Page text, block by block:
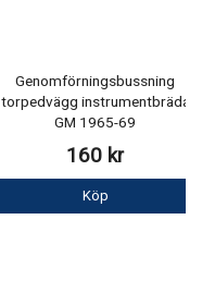
Genomförningsbussning
torpedvägg instrumentbräda
GM 1965-69
160 kr
Köp